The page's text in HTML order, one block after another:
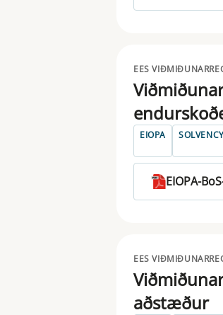
EES
EIOPA
EIOPA-
EES
aðstæður